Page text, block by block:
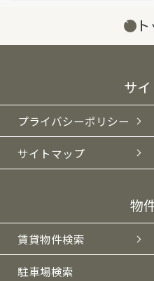
ト
サ
プライバシーポリシー
サイトマップ
物
賃貸物件検索
駐車場検索